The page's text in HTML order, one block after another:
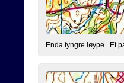
Enda tyngre løype.. Et